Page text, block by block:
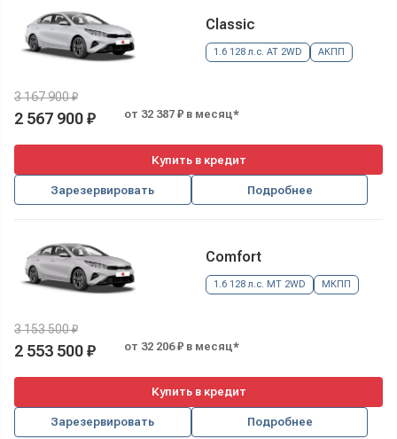
Classic
1.6 128 л.с. AT 2WD АКПП
3 167 900 ₽
2 567 900 ₽ от 32 387 ₽ в месяц*
Купить в кредит
Зарезервировать Подробнее
Comfort
1.6 128 л.с. MT 2WD МКПП
3 153 500 ₽
2 553 500 ₽ от 32 206 ₽ в месяц*
Купить в кредит
Зарезервировать Подробнее